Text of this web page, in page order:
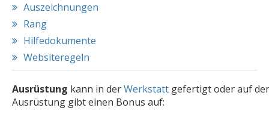
Auszeichnungen
Rang
Hilfedokumente
Websiteregeln
Ausrüstung kann in derWerkstatt gefertigt oder auf
Ausrüstung gibt einen Bonus auf: